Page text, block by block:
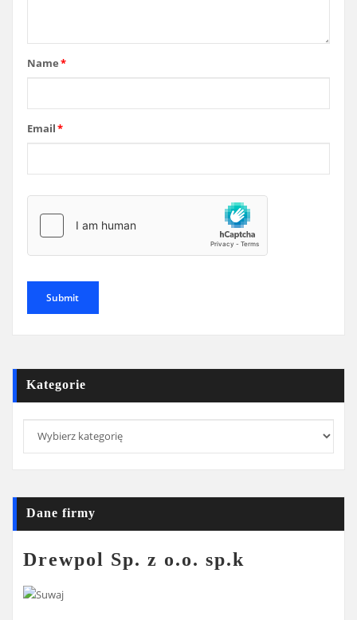
Name*
Email*
Kategorie
Dane firmy
Drewpol Sp. z o.o. sp.k